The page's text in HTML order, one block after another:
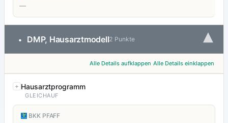
—
• DMP, Hausarztmodell2 Punkte ▾
Alle Details aufklappen Alle Details einklappen
Hausarztprogramm
GLEICHAUF
BKK PFAFF